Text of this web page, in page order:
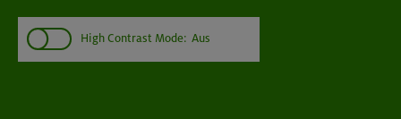
High Contrast Mode: Aus